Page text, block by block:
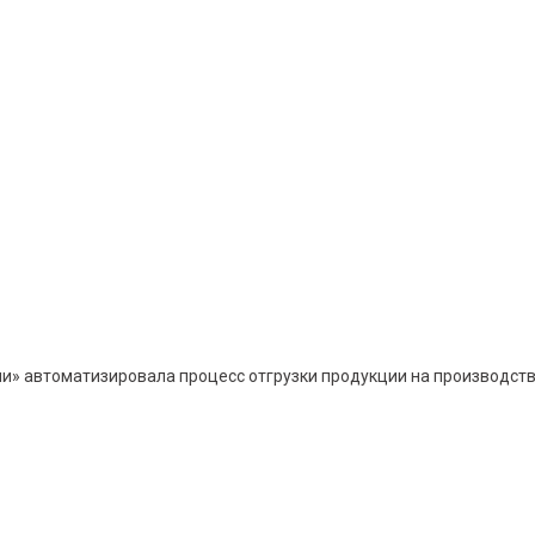
автоматизировала процесс отгрузки продукции на